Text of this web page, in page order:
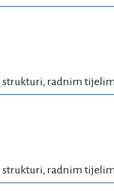
strukturi, radnim
strukturi, radnim